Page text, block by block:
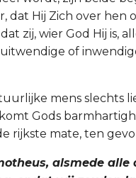
dat Hij Zich over hen
zij, wier God Hij is,
of
mens slechts
Gods
rijkste mate, ten
alsmede